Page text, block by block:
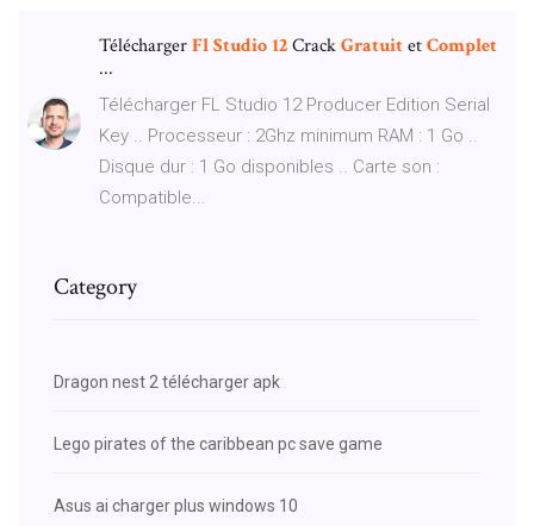
TéléchargerFlStudio12CrackGratuitetComplet
...
Télécharger FL Studio 12 Producer Edition Serial
Key .. Processeur : 2Ghz minimum RAM : 1 Go ..
Disque dur : 1 Go disponibles .. Carte son :
Compatible...
Category
Dragon nest 2 télécharger apk
Lego pirates of the caribbean pc save game
Asus ai charger plus windows 10